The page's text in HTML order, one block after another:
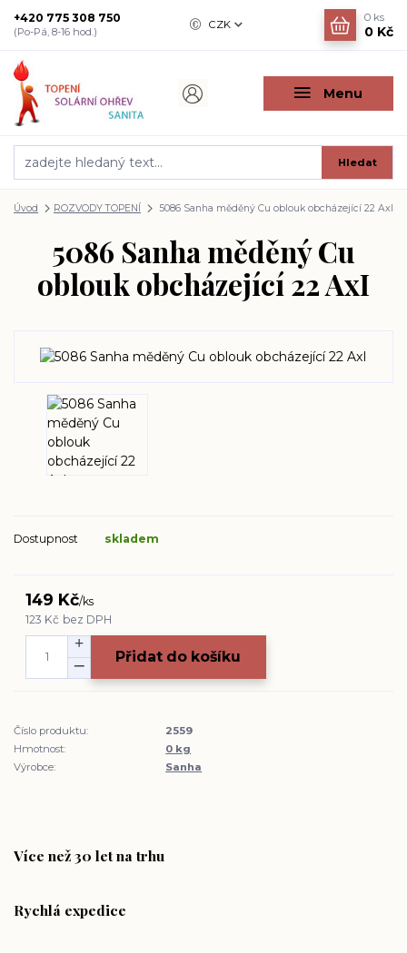
Menu
CZK
Hledat
+420 775 308 750
(Po-Pá, 8-16 hod.)
0 ks
0 Kč
Úvod ROZVODY TOPENÍ 5086 Sanha měděný Cu oblouk obcházející 22 AxI
5086 Sanha měděný Cu
oblouk obcházející 22 AxI
Dostupnost skladem
149 Kč/ks
123 Kč bez DPH
Přidat do košíku
Číslo produktu:
2559
Hmotnost:
0 kg
Výrobce:
Sanha
Více než 30 let na trhu
Rychlá expedice